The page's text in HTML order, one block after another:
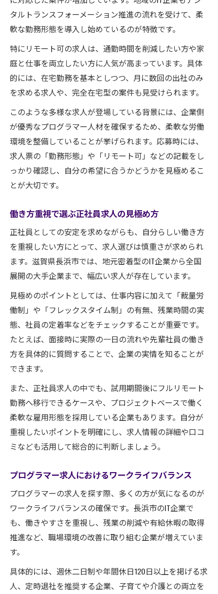
タルトランスフォーメーション推進の流れを受けて、柔
軟な勤務形態を導入し始めているのが特徴です。
特にリモート可の求人は、通勤時間を削減したい方や家
庭と仕事を両立したい方に人気が高まっています。具体
的には、在宅勤務を基本としつつ、月に数回の出社のみ
を求める求人や、完全在宅型の案件も見受けられます。
このような多様な求人が登場している背景には、企業側
が優秀なプログラマー人材を確保するため、柔軟な労働
環境を整備していることが挙げられます。応募時には、
求人票の「勤務形態」や「リモート可」などの記載をし
っかり確認し、自分の希望に合うかどうかを見極めるこ
とが大切です。
働き方重視で選ぶ正社員求人の見極め方
正社員としての安定を求めながらも、自分らしい働き方
を重視したい方にとって、求人選びは慎重さが求められ
ます。滋賀県長浜市では、地元密着型のIT企業から全国
展開の大手企業まで、幅広い求人が存在しています。
見極めのポイントとしては、仕事内容に加えて「裁量労
働制」や「フレックスタイム制」の有無、残業時間の実
態、社員の定着率などをチェックすることが重要です。
たとえば、面接時に実際の一日の流れや先輩社員の働き
方を具体的に質問することで、企業の実情を知ることが
できます。
また、正社員求人の中でも、試用期間後にフルリモート
勤務へ移行できるケースや、プロジェクトベースで働く
柔軟な雇用形態を採用している企業もあります。自分が
重視したいポイントを明確にし、求人情報の詳細や口コ
ミなども活用して総合的に判断しましょう。
プログラマー求人におけるワークライフバランス
プログラマーの求人を探す際、多くの方が気になるのが
ワークライフバランスの確保です。長浜市のIT企業で
も、働きやすさを重視し、残業の削減や有給休暇の取得
推進など、職場環境の改善に取り組む企業が増えていま
す。
具体的には、週休二日制や年間休日120日以上を掲げる求
人、定時退社を推奨する企業、子育てや介護との両立を